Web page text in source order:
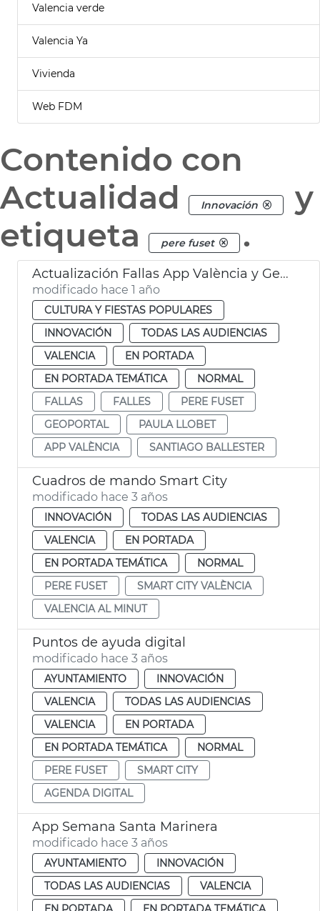
Valencia verde
Valencia Ya
Vivienda
Web FDM
Contenido con
Actualidad
Innovación
y
etiqueta
pere fuset .
Actualización Fallas App València y Geoportal
modificado hace 1 año
CULTURA Y FIESTAS POPULARES
INNOVACIÓN
TODAS LAS AUDIENCIAS
VALENCIA
EN PORTADA
EN PORTADA TEMÁTICA
NORMAL
FALLAS
FALLES
PERE FUSET
GEOPORTAL
PAULA LLOBET
APP VALÈNCIA
SANTIAGO BALLESTER
Cuadros de mando Smart City
modificado hace 3 años
INNOVACIÓN
TODAS LAS AUDIENCIAS
VALENCIA
EN PORTADA
EN PORTADA TEMÁTICA
NORMAL
PERE FUSET
SMART CITY VALÈNCIA
VALENCIA AL MINUT
Puntos de ayuda digital
modificado hace 3 años
AYUNTAMIENTO
INNOVACIÓN
VALENCIA
TODAS LAS AUDIENCIAS
VALENCIA
EN PORTADA
EN PORTADA TEMÁTICA
NORMAL
PERE FUSET
SMART CITY
AGENDA DIGITAL
App Semana Santa Marinera
modificado hace 3 años
AYUNTAMIENTO
INNOVACIÓN
TODAS LAS AUDIENCIAS
VALENCIA